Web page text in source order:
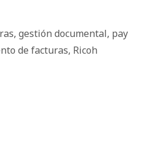
, gestión documental, pay
de facturas, Ricoh